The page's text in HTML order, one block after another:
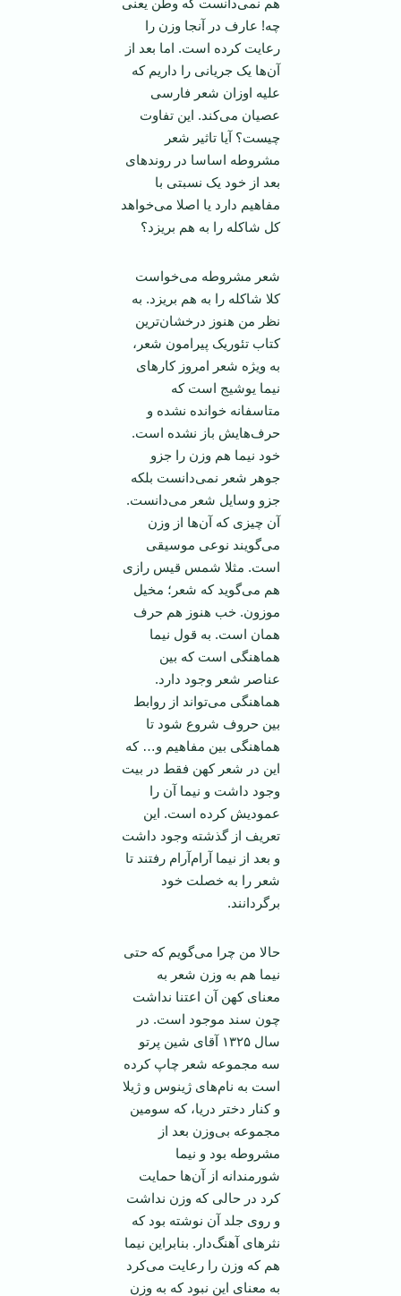
هم نمی‌دانست که وطن یعنی
چه! عارف در آنجا وزن را
رعایت کرده است. اما بعد از
آن‌ها یک جریانی را داریم که
علیه اوزان شعر فارسی
عصیان می‌کند. این تفاوت
چیست؟ آیا تاثیر شعر
مشروطه اساسا در روند‌های
بعد از خود یک نسبتی با
مفاهیم دارد یا اصلا می‌خواهد
کل شاکله را به هم بریزد؟
شعر مشروطه می‌خواست
کلا شاکله را به هم بریزد. به
نظر من هنوز درخشان‌ترین
کتاب تئوریک پیرامون شعر،
به ویژه شعر امروز کارهای
نیما یوشیج است که
متاسفانه خوانده نشده و
حرف‌هایش باز نشده است.
خود نیما هم وزن را جزو
جوهر شعر نمی‌دانست بلکه
جزو وسایل شعر می‌دانست.
آن چیزی که آن‌ها از وزن
می‌گویند نوعی موسیقی
است. مثلا شمس قیس رازی
هم می‌گوید که شعر؛ مخیل
موزون. خب هنوز هم حرف‌‌
همان است. به قول نیما
هماهنگی است که بین
عناصر شعر وجود دارد.
هماهنگی می‌تواند از روابط
بین حروف شروع شود تا
هماهنگی بین مفاهیم و… که
این در شعر کهن فقط در بیت
وجود داشت و نیما آن را
عمودیش کرده است. این
تعریف از گذشته وجود داشت
و بعد از نیما آرام‌آرام رفتند تا
شعر را به خصلت خود
برگردانند.
حالا من چرا می‌گویم که حتی
نیما هم به وزن شعر به
معنای کهن آن اعتنا نداشت
چون سند موجود است. در
سال ۱۳۲۵ آقای شین پرتو
سه مجموعه شعر چاپ کرده
است به نام‌های ژینوس و ژیلا
و کنار دختر دریا، که سومین
مجموعه بی‌وزن بعد از
مشروطه بود و نیما
شورمندانه از آن‌ها حمایت
کرد در حالی که وزن نداشت
و روی جلد آن نوشته بود که
نثرهای آهنگ‌دار. بنابراین نیما
هم که وزن را رعایت می‌کرد
به معنای این نبود که به وزن